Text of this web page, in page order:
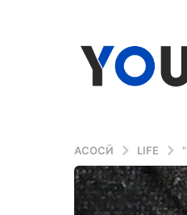
АСОСӢ LIFE